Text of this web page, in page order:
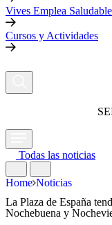
Vives Emplea
Cursos y Actividades
Todas las noticias
Home Noticias
La Plaza de España
Nochebuena y